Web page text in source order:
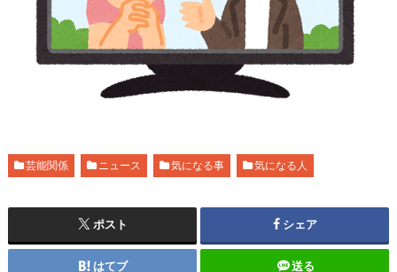
芸能関係 ニュース 気になる事 気になる人
ポスト シェア
はてブ 送る